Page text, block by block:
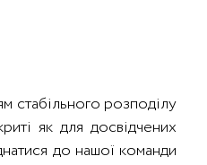
стабільного розподілу
як для досвідчених
до нашої команди